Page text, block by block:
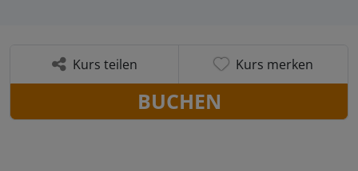
Kurs teilen Kurs merken
BUCHEN